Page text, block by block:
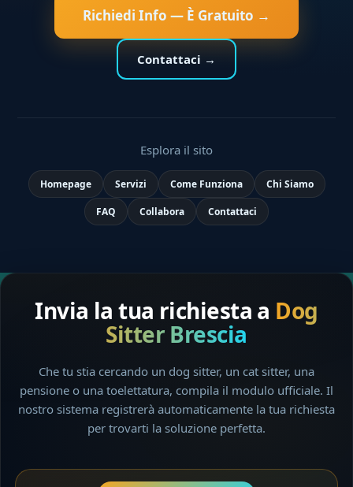
Richiedi Info — È Gratuito →
Contattaci →
Esplora il sito
Homepage Servizi Come Funziona Chi Siamo
FAQ Collabora Contattaci
Invia la tua richiesta a Dog
Sitter Brescia
Che tu stia cercando un dog sitter, un cat sitter, una
pensione o una toelettatura, compila il modulo ufficiale. Il
nostro sistema registrerà automaticamente la tua richiesta
per trovarti la soluzione perfetta.